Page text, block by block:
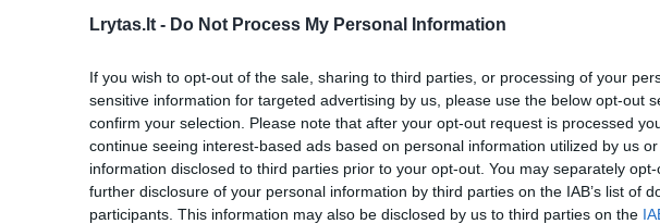
Lrytas.lt - Do Not Process My Personal Information
If you wish to opt-out of the sale, sharing to third parties, or processing of your
sensitive information for targeted advertising by us, please use the below opt-out
confirm your selection. Please note that after your opt-out request is processed
continue seeing interest-based ads based on personal information utilized by us
information disclosed to third parties prior to your opt-out. You may separately
further disclosure of your personal information by third parties on the IAB’s list of
participants. This information may also be disclosed by us to third parties on the
vardus ir pavardes, direktorė, anot profsąjungos, ėmėsi
prieš streikuoti ketinančius asmenis. Darbuotojams buvo
spaudimas: vieniems grasinta nesuteikti atostogų,
pažadus mokytojams vadina manipuliacija: situacija absurdiška